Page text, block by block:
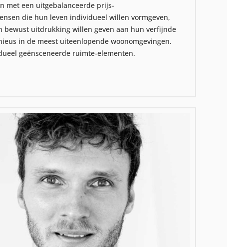
met een uitgebalanceerde prijs-
die hun leven individueel willen vormgeven,
uitdrukking willen geven aan hun verfijnde
in de meest uiteenlopende woonomgevingen.
geënsceneerde ruimte-elementen.